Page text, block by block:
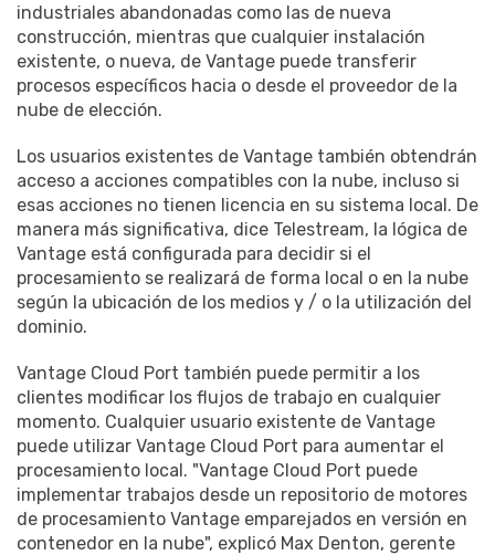
industriales abandonadas como las de nueva
construcción, mientras que cualquier instalación
existente, o nueva, de Vantage puede transferir
procesos específicos hacia o desde el proveedor de la
nube de elección.
Los usuarios existentes de Vantage también obtendrán
acceso a acciones compatibles con la nube, incluso si
esas acciones no tienen licencia en su sistema local. De
manera más significativa, dice Telestream, la lógica de
Vantage está configurada para decidir si el
procesamiento se realizará de forma local o en la nube
según la ubicación de los medios y / o la utilización del
dominio.
Vantage Cloud Port también puede permitir a los
clientes modificar los flujos de trabajo en cualquier
momento. Cualquier usuario existente de Vantage
puede utilizar Vantage Cloud Port para aumentar el
procesamiento local. "Vantage Cloud Port puede
implementar trabajos desde un repositorio de motores
de procesamiento Vantage emparejados en versión en
contenedor en la nube", explicó Max Denton, gerente